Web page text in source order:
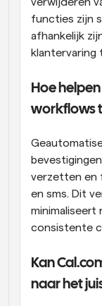
functies zijn
afhankelijk
klantervaring
Hoe
workflows
verzetten en
en sms. Dit
consistente
Kan
naar het